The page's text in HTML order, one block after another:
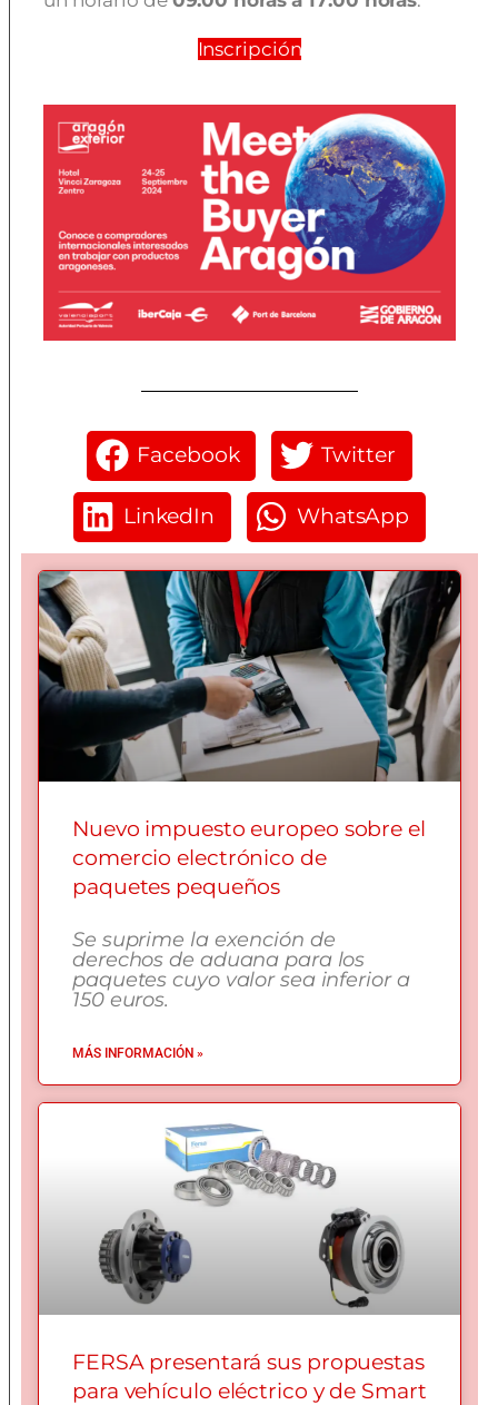
Inscripción
Facebook Twitter
LinkedIn WhatsApp
Nuevo impuesto europeo sobre el
comercio electrónico de
paquetes pequeños
Se suprime la exención de
derechos de aduana para los
paquetes cuyo valor sea inferior a
150 euros.
MÁS INFORMACIÓN »
FERSA presentará sus propuestas
para vehículo eléctrico y de Smart